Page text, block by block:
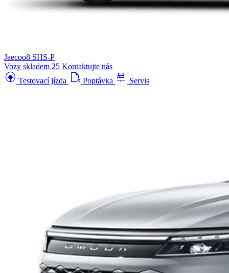
Jaecoo8 SHS-P
Vozy skladem 25 Kontaktujte nás
search_hands_free Testovací jízda file_open Poptávka car_repair Servis